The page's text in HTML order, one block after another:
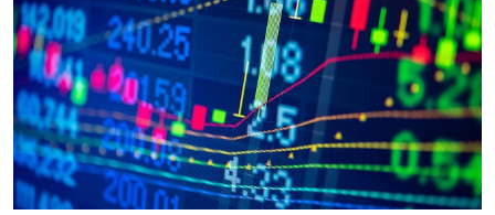
影片
名家榜
灼見活動
關於我們